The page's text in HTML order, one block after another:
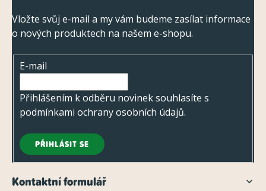
Vložte svůj e-mail a my vám budeme zasílat informace
o nových produktech na našem e-shopu.
E-mail
Přihlášením k odběru novinek souhlasíte s
podmínkami ochrany osobních údajů.
PŘIHLÁSIT SE
Kontaktní formulář